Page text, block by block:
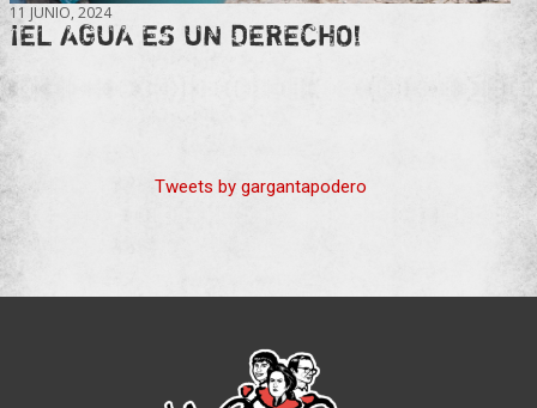
11 JUNIO, 2024
¡EL AGUA ES UN DERECHO!
Tweets by gargantapodero